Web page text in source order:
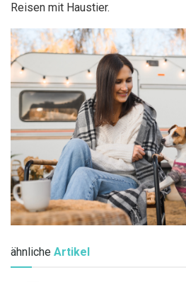
Reisen mit Haustier.
ähnliche Artikel